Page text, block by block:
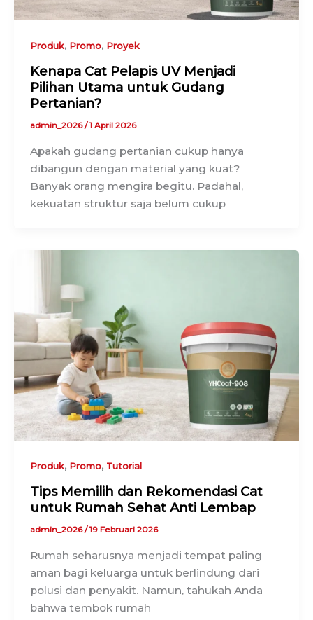
Produk, Promo, Proyek
Kenapa Cat Pelapis UV Menjadi
Pilihan Utama untuk Gudang
Pertanian?
admin_2026/1 April 2026
Apakah gudang pertanian cukup hanya
dibangun dengan material yang kuat?
Banyak orang mengira begitu. Padahal,
kekuatan struktur saja belum cukup
Produk, Promo, Tutorial
Tips Memilih dan Rekomendasi Cat
untuk Rumah Sehat Anti Lembap
admin_2026/19 Februari 2026
Rumah seharusnya menjadi tempat paling
aman bagi keluarga untuk berlindung dari
polusi dan penyakit. Namun, tahukah Anda
bahwa tembok rumah